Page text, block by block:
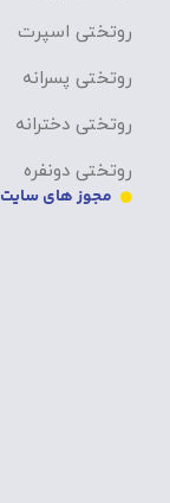
روتختی اسپرت
روتختی پسرانه
روتختی دخترانه
روتختی دونفره
مجوز های سایت